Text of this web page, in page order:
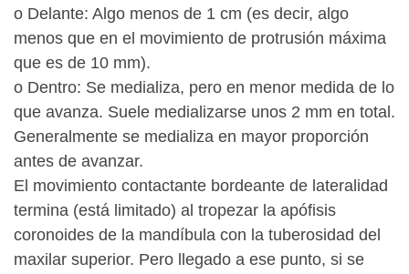
o Delante: Algo menos de 1 cm (es decir, algo
menos que en el movimiento de protrusión máxima
que es de 10 mm).
o Dentro: Se medializa, pero en menor medida de lo
que avanza. Suele medializarse unos 2 mm en total.
Generalmente se medializa en mayor proporción
antes de avanzar.
El movimiento contactante bordeante de lateralidad
termina (está limitado) al tropezar la apófisis
coronoides de la mandíbula con la tuberosidad del
maxilar superior. Pero llegado a ese punto, si se